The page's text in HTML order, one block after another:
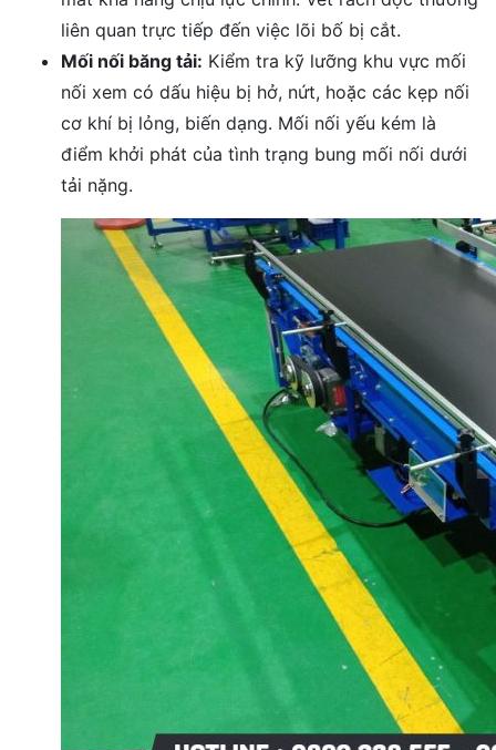
liên quan trực tiếp đến việc lõi bố bị cắt.
Mối nối băng tải: Kiểm tra kỹ lưỡng khu vực mối
nối xem có dấu hiệu bị hở, nứt, hoặc các kẹp nối
cơ khí bị lỏng, biến dạng. Mối nối yếu kém là
điểm khởi phát của tình trạng bung mối nối dưới
tải nặng.